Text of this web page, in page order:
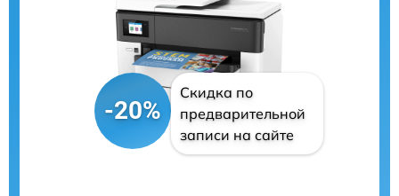
-20%
Скидка по
предварительной
записи на сайте